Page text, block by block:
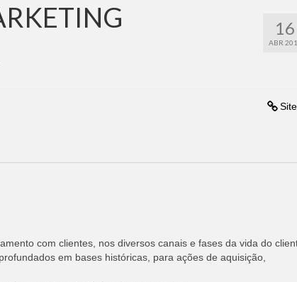
16
ABR
Site
com clientes, nos diversos canais e fases da vida do
em bases históricas, para ações de aquisição,